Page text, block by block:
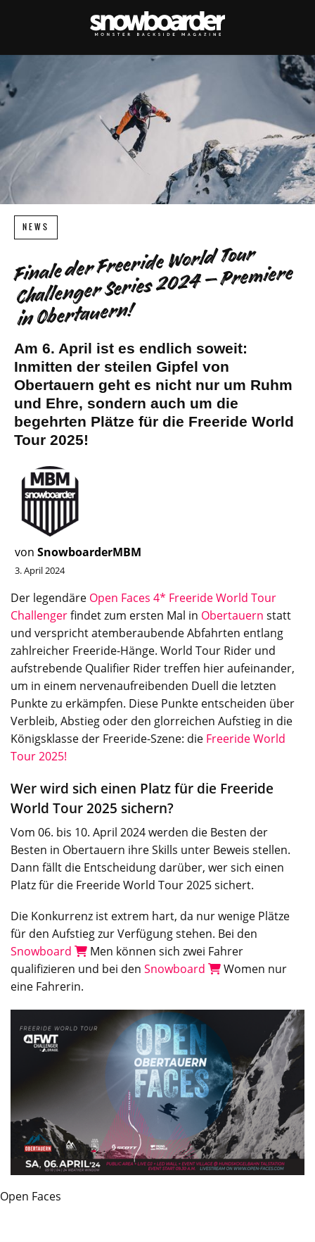
NEWS
Finale der Freeride World Tour
Challenger Series 2024 – Premiere
in Obertauern!
Am 6. April ist es endlich soweit:
Inmitten der steilen Gipfel von
Obertauern geht es nicht nur um Ruhm
und Ehre, sondern auch um die
begehrten Plätze für die Freeride World
Tour 2025!
von SnowboarderMBM
3. April 2024
Der legendäre Open Faces 4* FreerideWorld Tour
Challengerfindet zum ersten Mal in Obertauern statt
und verspricht atemberaubende Abfahrten entlang
zahlreicher Freeride-Hänge. World Tour Rider und
aufstrebende Qualifier Rider treffen hier aufeinander,
um in einem nervenaufreibenden Duell die letzten
Punkte zu erkämpfen. Diese Punkte entscheiden über
Verbleib, Abstieg oder den glorreichen Aufstieg in die
Königsklasse der Freeride-Szene: die Freeride World
Tour 2025!
Wer wird sich einen Platz für die Freeride
World Tour 2025 sichern?
Vom 06. bis 10. April 2024 werden die Besten der
Besten in Obertauern ihre Skills unter Beweis stellen.
Dann fällt die Entscheidung darüber, wer sich einen
Platz für die Freeride World Tour 2025 sichert.
Die Konkurrenz ist extrem hart, da nurwenige Plätze
für den AufstiegzurVerfügungstehen. Bei den
Snowboard
Men können sich zwei Fahrer
qualifizieren und bei den Snowboard Women nur
eine Fahrerin.
Open Faces